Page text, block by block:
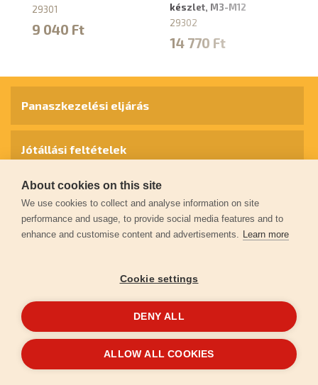
29301
9 040 Ft
készlet, M3-M12
29302
14 770 Ft
© 2026extol.hu- Minden jog fenntartva
Panaszkezelési eljárás
Jótállási feltételek
Személyes adatok védelme
Kapcsolat
Garancia regisztráció
LétrehoztaFEO
About cookies on this site
We use cookies to collect and analyse information on site
performance and usage, to provide social media features and to
enhance and customise content and advertisements. Learn more
Cookie settings
DENY ALL
ALLOW ALL COOKIES